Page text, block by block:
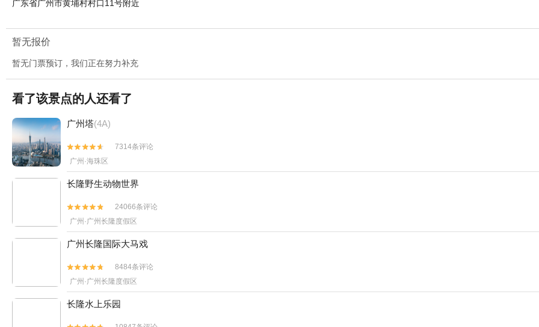
广东省广州市黄埔村村口11号附近
暂无报价
暂无门票预订，我们正在努力补充
看了该景点的人还看了
广州塔(4A)


7314条评论
广州·海珠区
长隆野生动物世界


24066条评论
广州·广州长隆度假区
广州长隆国际大马戏


8484条评论
广州·广州长隆度假区
长隆水上乐园